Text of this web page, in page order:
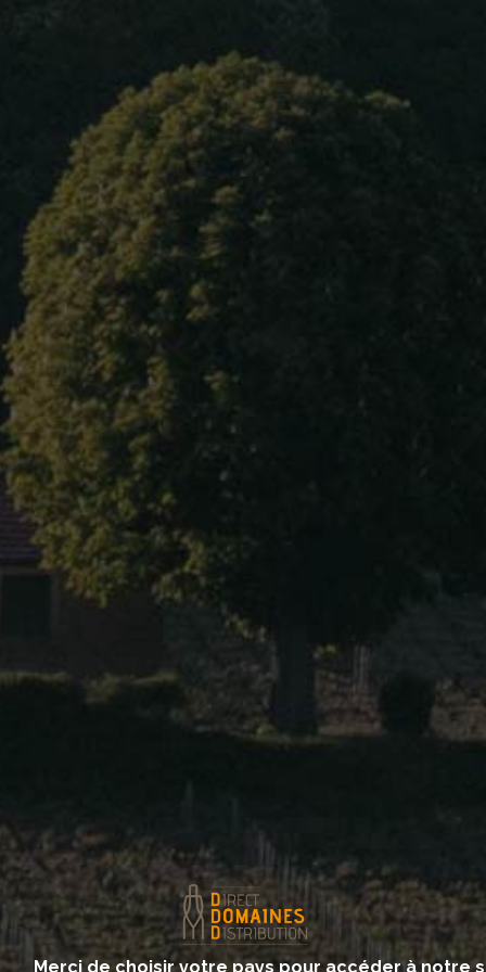
About Us
Our wines
Blog
Contact Us
Language
Emmanuel GIBOULOT
Beaune
Bourgogne Hautes Cotes De Nuits En
Grégoire Rouge
Bourgogne Hautes Cotes De Nuits Sous
Le Mont Rouge
Merci de choisir votre pays pour accéder à notre